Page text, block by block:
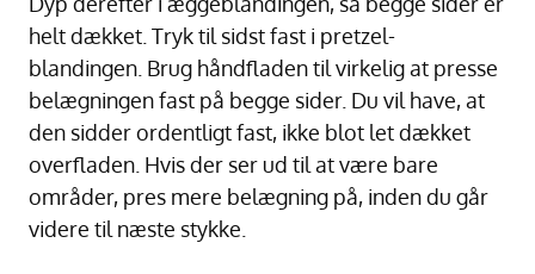
helt dækket. Tryk til sidst fast i pretzel-
blandingen. Brug håndfladen til virkelig at presse
belægningen fast på begge sider. Du vil have, at
den sidder ordentligt fast, ikke blot let dækket
overfladen. Hvis der ser ud til at være bare
områder, pres mere belægning på, inden du går
videre til næste stykke.